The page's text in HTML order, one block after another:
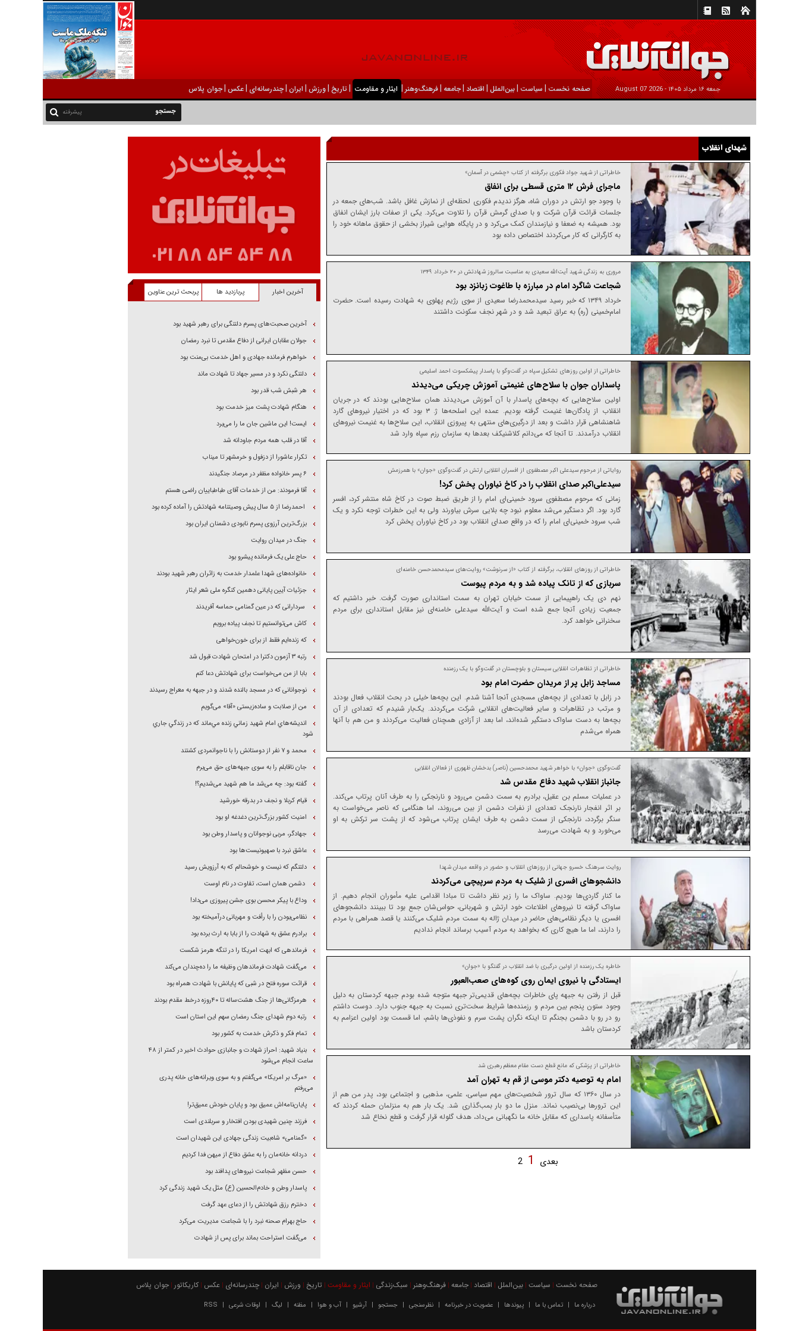
جمعه ۱۶ مرداد ۱۴۰۵ - 2026 August 07 صفحه نخست | سیاست |بين‌الملل | اقتصاد |جامعه |فرهنگ‌و‌هنر | ایثار و مقاومت |تاریخ |ورزش | ايران |چندرسانه‌ای |عکس |جوان پلاس
پیشرفته
شهدای انقلاب
خاطراتی از شهید جواد فکوری برگرفته از کتاب «چشمی در آسمان»
ماجرای فرش ۱۲ متری قسطی برای انفاق
با وجود جو ارتش در دوران شاه، هرگز ندیدم فکوری لحظه‌ای از نمازش غافل باشد. شب‌های جمعه در
جلسات قرائت قرآن شرکت و با صدای گرمش قرآن را تلاوت می‌کرد. یکی از صفات بارز ایشان انفاق
بود. همیشه به ضعفا و نیازمندان کمک می‌کرد و در پایگاه هوایی شیراز بخشی از حقوق ماهانه خود را
به کارگرانی که کار می‌کردند اختصاص داده بود
مروری به زندگی شهید آیت‌الله سعیدی به مناسبت سالروز شهادتش در ۲۰ خرداد ۱۳۴۹
شجاعت شاگرد امام در مبارزه با طاغوت زبانزد بود
خرداد ۱۳۴۹ که خبر رسید سیدمحمدرضا سعیدی از سوی رژیم پهلوی به شهادت رسیده است. حضرت
امام‌خمینی (ره) به عراق تبعید شد و در شهر نجف سکونت داشتند
خاطراتی از اولین روز‌های تشکیل سپاه در گفت‌و‌گو با پاسدار پیشکسوت احمد اسلیمی
پاسداران جوان با سلاح‌های غنیمتی آموزش چریکی می‌دیدند
اولین سلاح‌هایی که بچه‌های پاسدار با آن آموزش می‌دیدند همان سلاح‌هایی بودند که در جریان
انقلاب از پادگان‌ها غنیمت گرفته بودیم. عمده این اسلحه‌ها ژ. ۳ بود که در اختیار نیرو‌های گارد
شاهنشاهی قرار داشت و بعد از درگیری‌های منتهی به پیروزی انقلاب، این سلاح‌ها به غنیمت نیرو‌های
انقلاب درآمدند. تا آنجا که می‌دانم کلاشنیکف بعد‌ها به سازمان رزم سپاه وارد شد
روایاتی از مرحوم سیدعلی اکبر مصطفوی از افسران انقلابی ارتش در گفت‌وگوی «جوان» با همرزمش
سیدعلی‌اکبر صدای انقلاب را در کاخ نیاوران پخش کرد!
زمانی که مرحوم مصطفوی سرود خمینی‌ای امام را از طریق ضبط صوت در کاخ شاه منتشر کرد، افسر
گارد بود. اگر دستگیر می‌شد معلوم نبود چه بلایی سرش بیاورند ولی به این خطرات توجه نکرد و یک
شب سرود خمینی‌ای امام را که در واقع صدای انقلاب بود در کاخ نیاوران پخش کرد
خاطراتی از روز‌های انقلاب، برگرفته از کتاب «از سرنوشت» روایت‌های سیدمحمدحسن خامنه‌ای
سربازی که از تانک پیاده شد و به مردم پیوست
نهم دی یک راهپیمایی از سمت خیابان تهران به سمت استانداری صورت گرفت. خبر داشتیم که
جمعیت زیادی آنجا جمع شده است و آیت‌الله سیدعلی خامنه‌ای نیز مقابل استانداری برای مردم
سخنرانی خواهد کرد.
خاطراتی از تظاهرات انقلابی سیستان و بلوچستان در گفت‌و‌گو با یک رزمنده
مساجد زابل پر از مریدان حضرت امام بود
در زابل با تعدادی از بچه‌های مسجدی آنجا آشنا شدم. این بچه‌ها خیلی در بحث انقلاب فعال بودند
و مرتب در تظاهرات و سایر فعالیت‌های انقلابی شرکت می‌کردند. یک‌بار شنیدم که تعدادی از آن
بچه‌ها به دست ساواک دستگیر شده‌اند، اما بعد از آزادی همچنان فعالیت می‌کردند و من هم با آنها
همراه می‌شدم
گفت‌وگوی «جوان» با خواهر شهید محمدحسین (ناصر) بدخشان ظهوری از فعالان انقلابی
جانباز انقلاب شهید دفاع مقدس شد
در عملیات مسلم بن عقیل، برادرم به سمت دشمن می‌رود و نارنجکی را به طرف آنان پرتاب می‌کند.
بر اثر انفجار نارنجک تعدادی از نفرات دشمن از بین می‌روند، اما هنگامی که ناصر می‌خواست به
سنگر برگردد، نارنجکی از سمت دشمن به طرف ایشان پرتاب می‌شود که از پشت سر ترکش به او
می‌خورد و به شهادت می‌رسد
روایت سرهنگ خسرو جهانی از روز‌های انقلاب و حضور در واقعه میدان شهدا
دانشجو‌های افسری از شلیک به مردم سرپیچی می‌کردند
ما کنار گاردی‌ها بودیم. ساواک ما را زیر نظر داشت تا مبادا اقدامی علیه مأموران انجام دهیم. از
ساواک گرفته تا نیرو‌های اطلاعات خود ارتش و شهربانی، حواس‌شان جمع بود تا ببینند دانشجو‌های
افسری یا دیگر نظامی‌های حاضر در میدان ژاله به سمت مردم شلیک می‌کنند یا قصد همراهی با مردم
را دارند، اما ما هیچ کاری که بخواهد به مردم آسیب برساند انجام ندادیم
خاطره یک رزمنده از اولین درگیری با ضد انقلاب در گفتگو با «جوان»
ایستادگی با نیروی ایمان روی کوه‌های صعب‌العبور
قبل از رفتن به جبهه پای خاطرات بچه‌های قدیمی‌تر جبهه متوجه شده بودم جبهه کردستان به دلیل
وجود ستون پنجم بین مردم و رزمنده‌ها شرایط سخت‌تری نسبت به جبهه جنوب دارد. دوست داشتم
رو در رو با دشمن بجنگم تا اینکه نگران پشت سرم و نفوذی‌ها باشم، اما قسمت بود اولین اعزامم به
کردستان باشد
خاطراتی از پزشکی که مانع قطع دست مقام معظم رهبری شد
امام به توصیه دکتر موسی از قم به تهران آمد
در سال ۱۳۶۰ که سال ترور شخصیت‌های مهم سیاسی، علمی، مذهبی و اجتماعی بود، پدر من هم از
این ترور‌ها بی‌نصیب نماند. منزل ما دو بار بمب‌گذاری شد. یک بار هم به منزلمان حمله کردند که
متأسفانه پاسداری که مقابل خانه ما نگهبانی می‌داد، هدف گلوله قرار گرفت و قطع نخاع شد
بعدی 1
2
آخرین اخبار پربازدید ها پربحث ترین عناوین
آخرین صحبت‌های پسرم دلتنگی برای رهبر شهید بود
جولان عقابان ایرانی از دفاع مقدس تا نبرد رمضان
خواهرم فرمانده جهادی و اهل خدمت بی‌منت بود
دلتنگی نکرد و در مسیر جهاد تا شهادت ماند
هر شبش شب قدر بود
هنگام شهادت پشت میز خدمت بود
ایست! این ماشین جان ما را می‌برد
آقا در قلب همه مردم جاودانه شد
تکرار عاشورا از دزفول و خرمشهر تا میناب
۶ پسر خانواده مظفر در مرصاد جنگیدند
آقا فرمودند: من از خدمات آقای طباطباییان راضی هستم
احمدرضا از ۵ سال پیش وصیتنامه شهادتش را آماده کرده بود
بزرگ‌ترین آرزوی پسرم نابودی دشمنان ایران بود
جنگ در میدان روایت
حاج علی یک فرمانده پیشرو بود
خانواده‌های شهدا علمدار خدمت به زائران رهبر شهید بودند
جزئیات آیین پایانی دهمین کنگره ملی شعر ایثار
سردارانی که در عین گمنامی حماسه آفریدند
کاش می‌توانستیم تا نجف پیاده برویم
که زنده‌ایم فقط از برای خون‌خواهی
رتبه ۳ آزمون دکترا در امتحان شهادت قبول شد
بابا از من می‌خواست برای شهادتش دعا کنم
نوجوانانی که در مسجد بالنده شدند و در جبهه به معراج رسیدند
من از صلابت و ساده‌زیستی «آقا» می‌گویم
انديشه‌هاي امام شهيد زماني زنده مي‌ماند كه در زندگي جاري
شود
محمد و ۷ نفر از دوستانش را با ناجوانمردی کشتند
جان ناقابلم را به سوی جبهه‌های حق می‌برم
گفته بود: چه می‌شد ما هم شهید می‌شدیم؟!
قیام کربلا و نجف در بدرقه خورشید
امنیت کشور بزرگ‌ترین دغدغه او بود
جهادگر، مربی نوجوانان و پاسدار وطن بود
عاشق نبرد با صهیونیست‌ها بود
دلتنگم که نیست و خوشحالم که به آرزویش رسید
دشمن همان است، تفاوت در نام اوست
وداع با پیکر محسن بوی جشن پیروزی می‌داد!
نظامی‌بودن را با رأفت و مهربانی درآمیخته بود
برادرم عشق به شهادت را از بابا به ارث برده بود
فرماندهی که ابهت امریکا را در تنگه هرمز شکست
می‌گفت شهادت فرماندهان وظیفه ما را ده‌چندان می‌کند
قرائت سوره فتح در شبی که پایانش با شهادت همراه بود
هرمزگانی‌ها از جنگ هشت‌ساله تا ۴۰روزه درخط مقدم بودند
رتبه دوم شهدای جنگ رمضان سهم این استان است
تمام فکر و ذکرش خدمت به کشور بود
بنیاد شهید: احراز شهادت و جانبازی حوادث اخیر در کمتر از ۴۸
ساعت انجام می‌شود
«مرگ بر امریکا» می‌گفتم و به سوی ویرانه‌های خانه پدری
می‌رفتم
پایان‌نامه‌اش عمیق بود و پایان خودش عمیق‌تر!
فرزند چنین شهیدی بودن افتخار و سربلندی است
«گمنامی» شاه‌بیت زندگی جهادی این شهیدان است
دردانه خانه‌مان را به عشق دفاع از میهن فدا کردیم
حسن مظهر شجاعت نیرو‌های پدافند بود
پاسدار وطن و خادم‌الحسین (ع) مثل یک شهید زندگی کرد
دخترم رزق شهادتش را از دعای عهد گرفت
حاج بهرام صحنه نبرد را با شجاعت مدیریت می‌کرد
می‌گفت استراحت بماند برای پس از شهادت
صفحه نخست | سیاست | بين‌الملل | اقتصاد | جامعه | فرهنگ‌و‌هنر | سبک‌زندگی | ایثار و مقاومت | تاریخ | ورزش | ايران | چندرسانه‌ای | عکس | كاريكاتور | جوان پلاس
درباره ما | تماس با ما | پیوندها | عضویت در خبرنامه | نظرسنجی | جستجو | آرشیو | آب و هوا | مظنه | لیگ | اوقات شرعی |
RSS